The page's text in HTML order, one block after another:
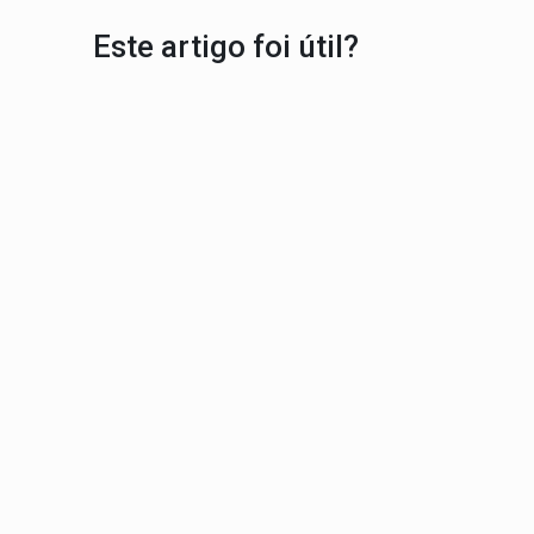
Este artigo foi útil?